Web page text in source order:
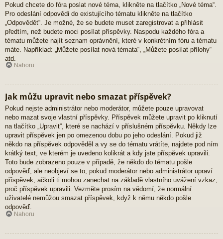
Pokud chcete do fóra poslat nové téma, klikněte na tlačítko „Nové téma“.
Pro odeslání odpovědi do existujícího tématu klikněte na tlačítko
„Odpovědět“. Je možné, že se budete muset zaregistrovat a přihlásit
předtím, než budete moci posílat příspěvky. Naspodu každého fóra a
tématu můžete najít seznam oprávnění, které v konkrétním fóru a tématu
máte. Například: „Můžete posílat nová témata“, „Můžete posílat přílohy“
atd.
Nahoru
Jak můžu upravit nebo smazat příspěvek?
Pokud nejste administrátor nebo moderátor, můžete pouze upravovat
nebo mazat svoje vlastní příspěvky. Příspěvek můžete upravit po kliknutí
na tlačítko „Upravit“, které se nachází v příslušném příspěvku. Někdy lze
upravit příspěvek jen po omezenou dobu po jeho odeslání. Pokud již
někdo na příspěvek odpověděl a vy se do tématu vrátíte, najdete pod ním
krátký text, ve kterém je uvedeno kolikrát a kdy jste příspěvek upravili.
Toto bude zobrazeno pouze v případě, že někdo do tématu pošle
odpověď, ale neobjeví se to, pokud moderátor nebo administrátor upraví
příspěvek, ačkoli ti mohou zanechat na základě vlastního uvážení vzkaz,
proč příspěvek upravili. Vezměte prosím na vědomí, že normální
uživatelé nemůžou smazat příspěvek, když k němu někdo pošle
odpověď.
Nahoru